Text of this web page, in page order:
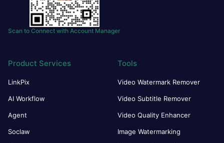
Scan to Connect with Account Manager
Product Services
LinkPix
AI Workflow
Agent
Soclaw
Tools
Video Watermark Remover
Video Subtitle Remover
Video Quality Enhancer
Image Watermarking